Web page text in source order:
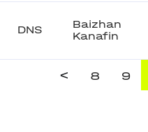
DNS
Baizhan
Kanafin
< 8 9